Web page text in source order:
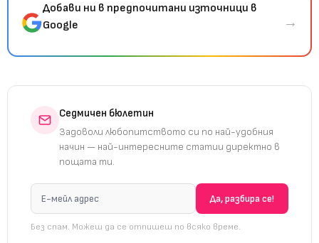
Добави ни в предпочитани източници в
Google
→
Седмичен бюлетин
Задоволи любопитството си по най-удобния
начин — най-интересните статии директно в
пощата ти.
Без спам. Можеш да се отпишеш по всяко време.